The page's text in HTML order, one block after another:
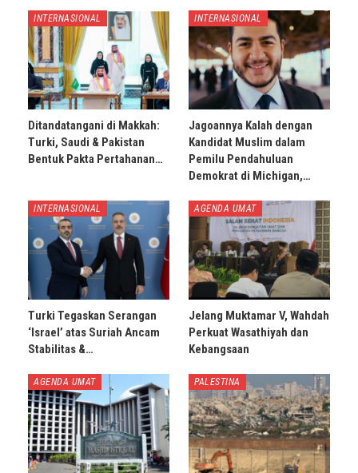
INTERNASIONAL
Ditandatangani di Makkah:
Turki, Saudi & Pakistan
Bentuk Pakta Pertahanan…
INTERNASIONAL
Jagoannya Kalah dengan
Kandidat Muslim dalam
Pemilu Pendahuluan
Demokrat di Michigan,…
INTERNASIONAL
Turki Tegaskan Serangan
‘Israel’ atas Suriah Ancam
Stabilitas &…
AGENDA UMAT
Jelang Muktamar V, Wahdah
Perkuat Wasathiyah dan
Kebangsaan
AGENDA UMAT PALESTINA